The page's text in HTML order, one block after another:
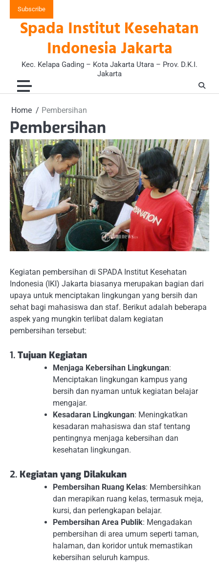
content
Subscribe
Spada Institut Kesehatan
Indonesia Jakarta
Kec. Kelapa Gading – Kota Jakarta Utara – Prov. D.K.I.
Jakarta
Home Pembersihan
Pembersihan
Kegiatan pembersihan di SPADA Institut Kesehatan
Indonesia (IKI) Jakarta biasanya merupakan bagian dari
upaya untuk menciptakan lingkungan yang bersih dan
sehat bagi mahasiswa dan staf. Berikut adalah beberapa
aspek yang mungkin terlibat dalam kegiatan
pembersihan tersebut:
1. Tujuan Kegiatan
Menjaga Kebersihan Lingkungan:
Menciptakan lingkungan kampus yang
bersih dan nyaman untuk kegiatan belajar
mengajar.
Kesadaran Lingkungan: Meningkatkan
kesadaran mahasiswa dan staf tentang
pentingnya menjaga kebersihan dan
kesehatan lingkungan.
2. Kegiatan yang Dilakukan
Pembersihan Ruang Kelas: Membersihkan
dan merapikan ruang kelas, termasuk meja,
kursi, dan perlengkapan belajar.
Pembersihan Area Publik: Mengadakan
pembersihan di area umum seperti taman,
halaman, dan koridor untuk memastikan
kebersihan seluruh kampus.